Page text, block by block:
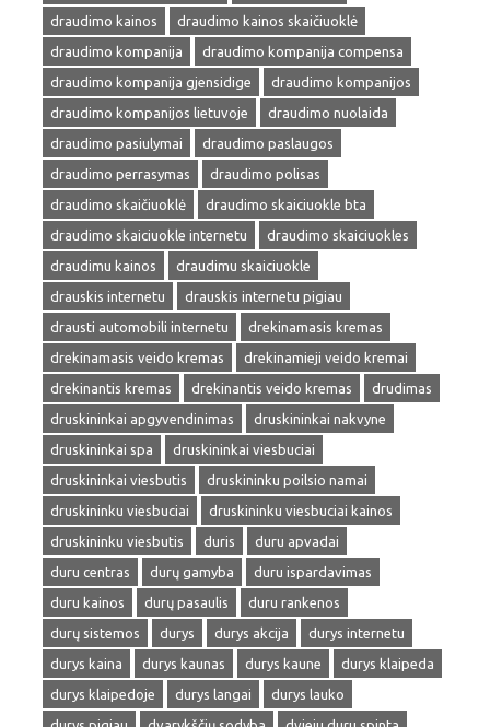
draudimo kainos
draudimo kainos skaičiuoklė
draudimo kompanija
draudimo kompanija compensa
draudimo kompanija gjensidige
draudimo kompanijos
draudimo kompanijos lietuvoje
draudimo nuolaida
draudimo pasiulymai
draudimo paslaugos
draudimo perrasymas
draudimo polisas
draudimo skaičiuoklė
draudimo skaiciuokle bta
draudimo skaiciuokle internetu
draudimo skaiciuokles
draudimu kainos
draudimu skaiciuokle
drauskis internetu
drauskis internetu pigiau
drausti automobili internetu
drekinamasis kremas
drekinamasis veido kremas
drekinamieji veido kremai
drekinantis kremas
drekinantis veido kremas
drudimas
druskininkai apgyvendinimas
druskininkai nakvyne
druskininkai spa
druskininkai viesbuciai
druskininkai viesbutis
druskininku poilsio namai
druskininku viesbuciai
druskininku viesbuciai kainos
druskininku viesbutis
duris
duru apvadai
duru centras
durų gamyba
duru ispardavimas
duru kainos
durų pasaulis
duru rankenos
durų sistemos
durys durys akcija
durys internetu
durys kaina
durys kaunas durys kaune
durys klaipeda
durys klaipedoje
durys langai
durys lauko